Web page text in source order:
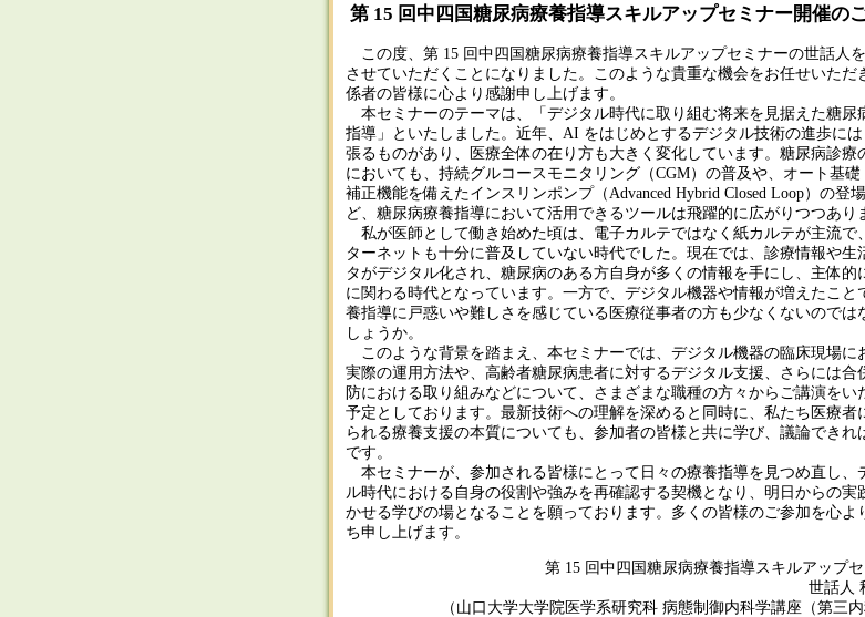
第 15 回中四国糖尿病療養指導スキルアップセミナー開催の
この度、第 15 回中四国糖尿病療養指導スキルアップセミナーの世話人
させていただくことになりました。このような貴重な機会をお任せいただ
係者の皆様に心より感謝申し上げます。
本セミナーのテーマは、「デジタル時代に取り組む将来を見据えた糖尿
指導」といたしました。近年、AI をはじめとするデジタル技術の進歩には
張るものがあり、医療全体の在り方も大きく変化しています。糖尿病診療
においても、持続グルコースモニタリング（CGM）の普及や、オート基礎
補正機能を備えたインスリンポンプ（Advanced Hybrid Closed Loop）の登
ど、糖尿病療養指導において活用できるツールは飛躍的に広がりつつあり
私が医師として働き始めた頃は、電子カルテではなく紙カルテが主流で
ターネットも十分に普及していない時代でした。現在では、診療情報や生
タがデジタル化され、糖尿病のある方自身が多くの情報を手にし、主体的
に関わる時代となっています。一方で、デジタル機器や情報が増えたこと
養指導に戸惑いや難しさを感じている医療従事者の方も少なくないのでは
しょうか。
このような背景を踏まえ、本セミナーでは、デジタル機器の臨床現場に
実際の運用方法や、高齢者糖尿病患者に対するデジタル支援、さらには合
防における取り組みなどについて、さまざまな職種の方々からご講演をい
予定としております。最新技術への理解を深めると同時に、私たち医療者
られる療養支援の本質についても、参加者の皆様と共に学び、議論できれ
です。
本セミナーが、参加される皆様にとって日々の療養指導を見つめ直し、
ル時代における自身の役割や強みを再確認する契機となり、明日からの実
かせる学びの場となることを願っております。多くの皆様のご参加を心よ
ち申し上げます。
第 15 回中四国糖尿病療養指導スキルアップ
世話人
（山口大学大学院医学系研究科 病態制御内科学講座（第三内